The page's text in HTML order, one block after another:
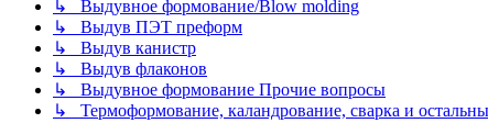
↳ Выдувное формование/Blow molding
↳ Выдув ПЭТ преформ
↳ Выдув канистр
↳ Выдув флаконов
↳ Выдувное формование Прочие вопросы
↳ Термоформование, каландрование, сварка и